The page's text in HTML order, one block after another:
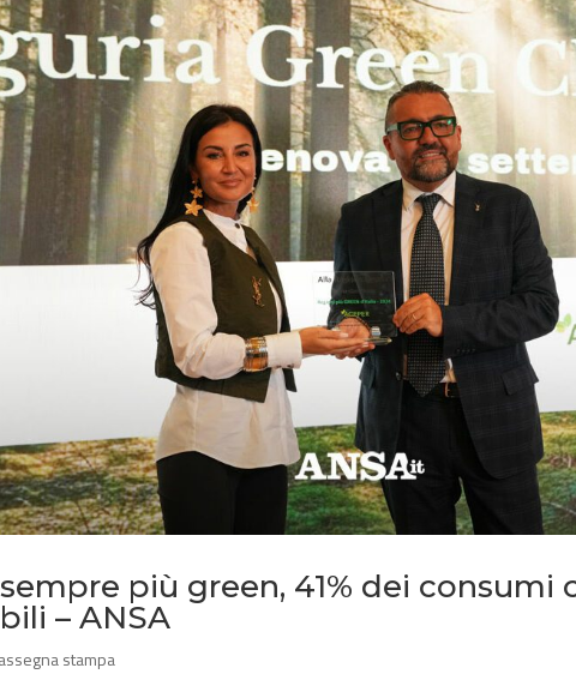
più green, 41% dei consumi
– ANSA
stampa